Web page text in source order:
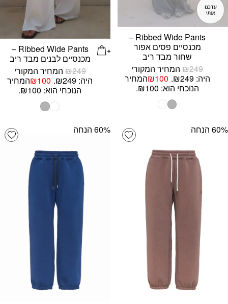
Ribbed Wide Pants –
מכנסיים פסים אפור
שחור מבד ריב
₪249
המחיר המקורי
היה: ₪249.
₪100
המחיר
הנוכחי הוא: ₪100.
Ribbed Wide Pants –
מכנסיים לבנים מבד ריב
₪249
המחיר המקורי
היה: ₪249.
₪100
המחיר
הנוכחי הוא: ₪100.
Add wishlist ‫60% הנחה ‫60% הנחה